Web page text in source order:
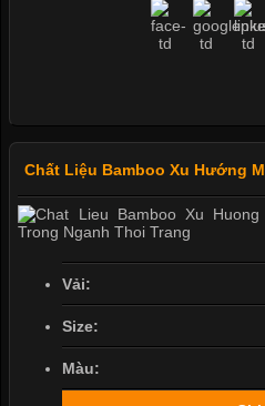
Chất Liệu Bamboo Xu Hướng
Vải:
Size:
Màu: